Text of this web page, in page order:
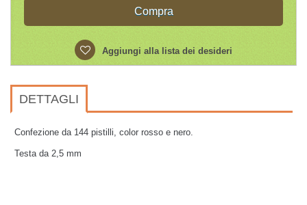
Compra
Aggiungi alla lista dei desideri
DETTAGLI
Confezione da 144 pistilli, color rosso e nero.
Testa da 2,5 mm